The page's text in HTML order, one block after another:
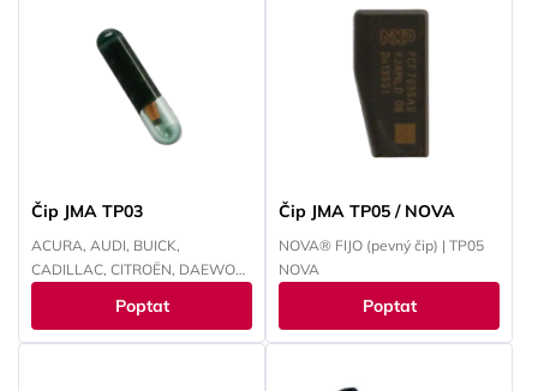
Čip JMA TP03
ACURA, AUDI, BUICK,
CADILLAC, CITROËN, DAEWOO,
ISUZU, JAGUAR, KIA, LANCIA,
MAN, MERCEDES, OLDS
Poptat
Čip JMA TP05 / NOVA
NOVA® FIJO (pevný čip) | TP05
NOVA
Poptat